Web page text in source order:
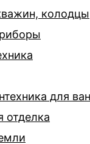
колодцы
для
отделка